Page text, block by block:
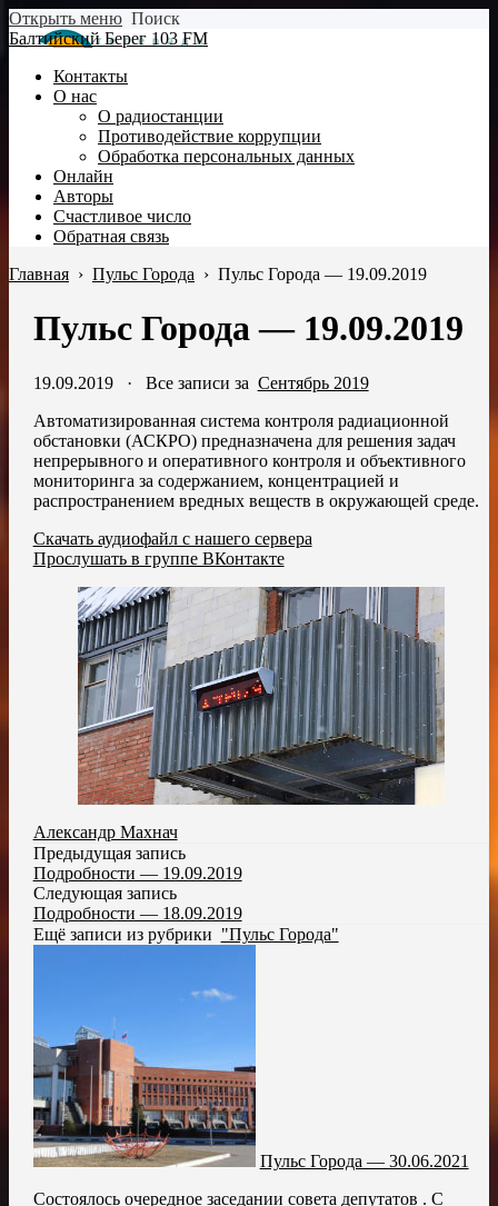
Открыть меню Поиск
Балтийский Берег 103 FM
Контакты
О нас
О радиостанции
Противодействие коррупции
Обработка персональных данных
Онлайн
Авторы
Счастливое число
Обратная связь
Главная › Пульс Города › Пульс Города — 19.09.2019
Пульс Города — 19.09.2019
19.09.2019· Все записи за Сентябрь 2019
Автоматизированная система контроля радиационной
обстановки (АСКРО) предназначена для решения задач
непрерывного и оперативного контроля и объективного
мониторинга за содержанием, концентрацией и
распространением вредных веществ в окружающей среде.
Скачать аудиофайл с нашего сервера
Прослушать в группе ВКонтакте
Александр Махнач
Предыдущая запись
Подробности — 19.09.2019
Следующая запись
Подробности — 18.09.2019
Ещё записи из рубрики "Пульс Города"
Пульс Города — 30.06.2021
Состоялось очередное заседании совета депутатов . С